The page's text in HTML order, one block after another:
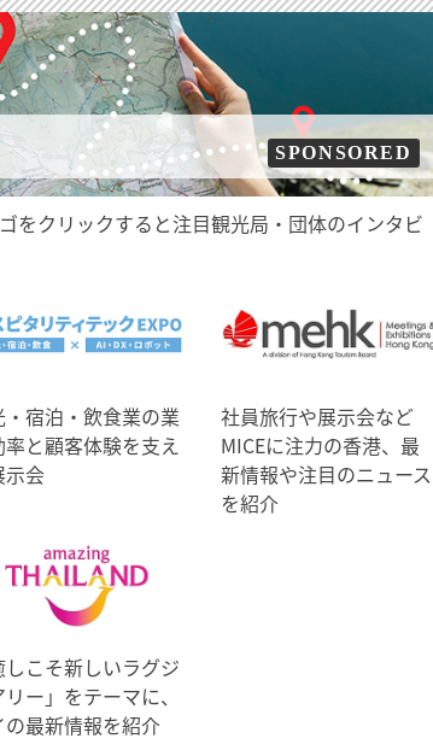
SPONSORED
をクリックすると注目観光局・団体のインタビ
・宿泊・飲食業の業
率と顧客体験を支え
示会
社員旅行や展示会など
MICEに注力の香港、最
新情報や注目のニュース
を紹介
しこそ新しいラグジ
リー」をテーマに、
の最新情報を紹介